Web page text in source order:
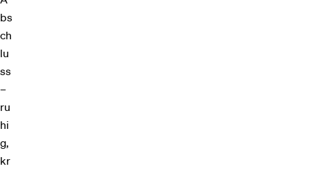
bs
ch
lu
ss
–
ru
hi
g,
kr